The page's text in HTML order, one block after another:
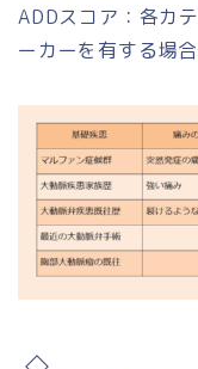
ADDスコア：各カ
ーカーを有する場